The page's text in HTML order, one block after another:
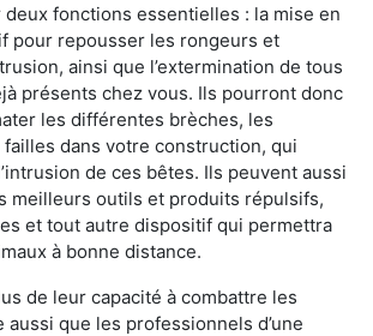
fonctions essentielles : la mise en
pour repousser les rongeurs et
ainsi que l’extermination de tous
présents chez vous. Ils pourront donc
les différentes brèches, les
dans votre construction, qui
de ces bêtes. Ils peuvent aussi
meilleurs outils et produits répulsifs,
et tout autre dispositif qui permettra
à bonne distance.
de leur capacité à combattre les
que les professionnels d’une